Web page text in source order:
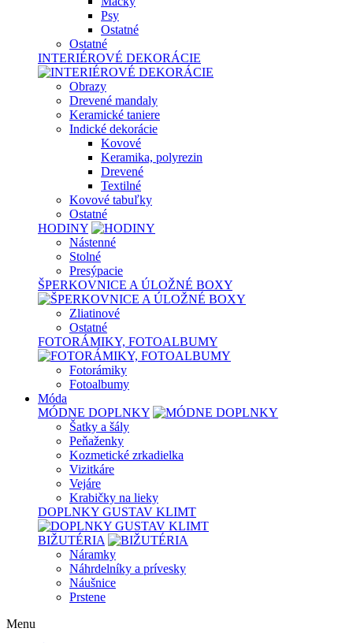
Psy
Ostatné
Ostatné
INTERIÉROVÉ DEKORÁCIE
Obrazy
Drevené mandaly
Keramické taniere
Indické dekorácie
Kovové
Keramika, polyrezin
Drevené
Textilné
Kovové tabuľky
Ostatné
HODINY
Nástenné
Stolné
Presýpacie
ŠPERKOVNICE A ÚLOŽNÉ BOXY
Zliatinové
Ostatné
FOTORÁMIKY, FOTOALBUMY
Fotorámiky
Fotoalbumy
Móda
MÓDNE DOPLNKY
Šatky a šály
Peňaženky
Kozmetické zrkadielka
Vizitkáre
Vejáre
Krabičky na lieky
DOPLNKY GUSTAV KLIMT
BIŽUTÉRIA
Náramky
Náhrdelníky a prívesky
Náušnice
Prstene
Menu